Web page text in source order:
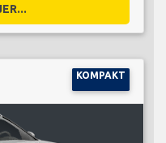
KOMPAKT